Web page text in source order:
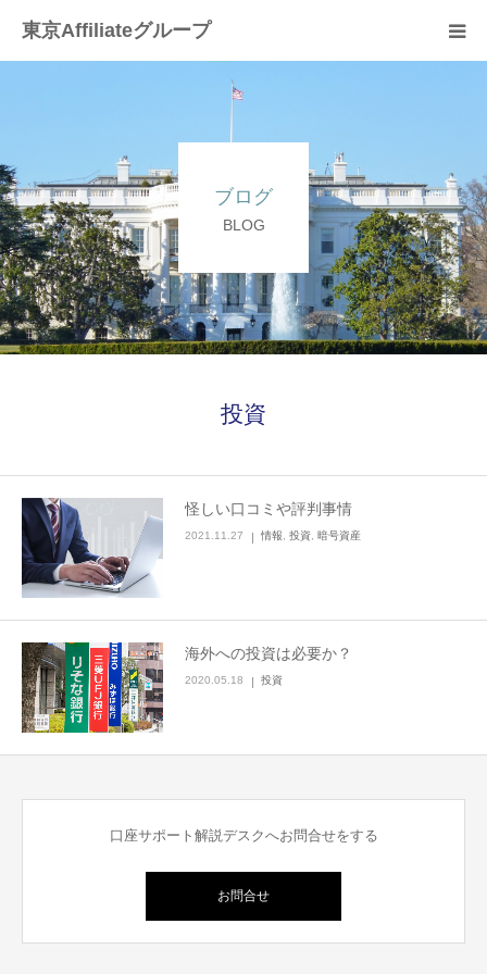
東京Affiliateグループ
ブログ
BLOG
投資
怪しい口コミや評判事情
2021.11.27 情報 投資 暗号資産
海外への投資は必要か？
2020.05.18 投資
口座サポート解説デスクへお問合せをする
お問合せ
お問合せページ
よくある質問（Ｑ＆Ａ）